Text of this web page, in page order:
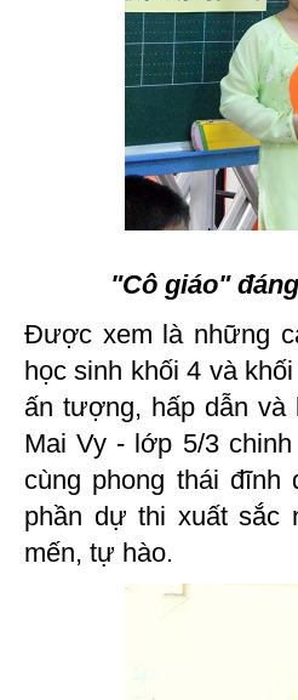
"Cô giáo"
Được xem là những
học sinh khối 4 và
ấn tượng, hấp dẫn và
Mai Vy - lớp 5/3
cùng phong thái
phần dự thi xuất sắc
mến, tự hào.